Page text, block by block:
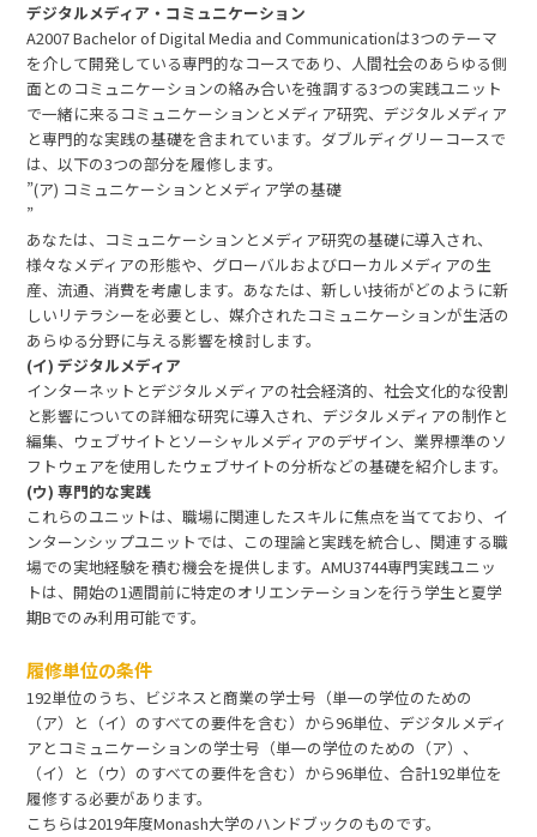
デジタルメディア・コミュニケーション
A2007 Bachelor of Digital Media and Communicationは3つのテーマ
を介して開発している専門的なコースであり、人間社会のあらゆる側
面とのコミュニケーションの絡み合いを強調する3つの実践ユニット
で一緒に来るコミュニケーションとメディア研究、デジタルメディア
と専門的な実践の基礎を含まれています。ダブルディグリーコースで
は、以下の3つの部分を履修します。
”(ア) コミュニケーションとメディア学の基礎
”
あなたは、コミュニケーションとメディア研究の基礎に導入され、
様々なメディアの形態や、グローバルおよびローカルメディアの生
産、流通、消費を考慮します。あなたは、新しい技術がどのように新
しいリテラシーを必要とし、媒介されたコミュニケーションが生活の
あらゆる分野に与える影響を検討します。
(イ) デジタルメディア
インターネットとデジタルメディアの社会経済的、社会文化的な役割
と影響についての詳細な研究に導入され、デジタルメディアの制作と
編集、ウェブサイトとソーシャルメディアのデザイン、業界標準のソ
フトウェアを使用したウェブサイトの分析などの基礎を紹介します。
(ウ) 専門的な実践
これらのユニットは、職場に関連したスキルに焦点を当てており、イ
ンターンシップユニットでは、この理論と実践を統合し、関連する職
場での実地経験を積む機会を提供します。AMU3744専門実践ユニッ
トは、開始の1週間前に特定のオリエンテーションを行う学生と夏学
期Bでのみ利用可能です。
履修単位の条件
192単位のうち、ビジネスと商業の学士号（単一の学位のための
（ア）と（イ）のすべての要件を含む）から96単位、デジタルメディ
アとコミュニケーションの学士号（単一の学位のための（ア）、
（イ）と（ウ）のすべての要件を含む）から96単位、合計192単位を
履修する必要があります。
こちらは2019年度Monash大学のハンドブックのものです。